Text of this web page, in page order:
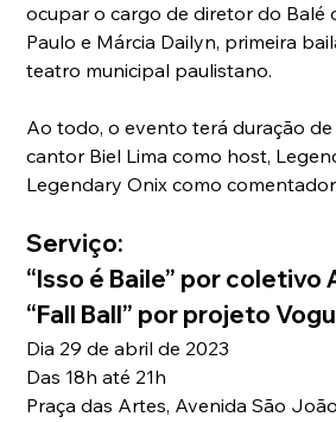
ocupar o cargo de diretor do Balé
Paulo e Márcia Dailyn, primeira
teatro municipal paulistano.
Ao todo, o evento terá duração
cantor Biel Lima como host,
Legendary Onix como
Serviço:
“Isso é Baile” por coletivo
“Fall Ball” por projeto
Dia 29 de abril de 2023
Das 18h até 21h
Praça das Artes, Avenida São